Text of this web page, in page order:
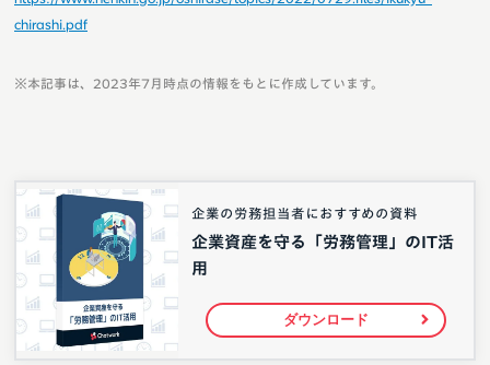
chirashi.pdf
※本記事は、2023年7月時点の情報をもとに作成しています。
企業の労務担当者におすすめの資料
企業資産を守る「労務管理」のIT活
用
ダウンロード